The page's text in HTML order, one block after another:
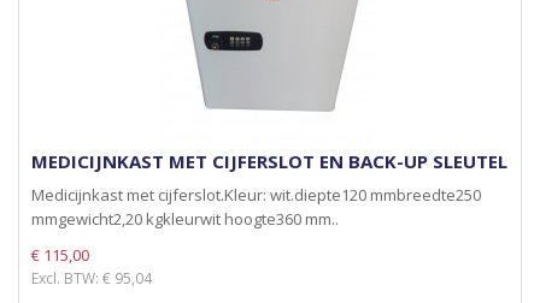
MEDICIJNKAST MET CIJFERSLOT EN BACK-UP SLEUTEL
Medicijnkast met cijferslot.Kleur: wit.diepte120 mmbreedte250
mmgewicht2,20 kgkleurwit hoogte360 mm..
€ 115,00
Excl. BTW: € 95,04